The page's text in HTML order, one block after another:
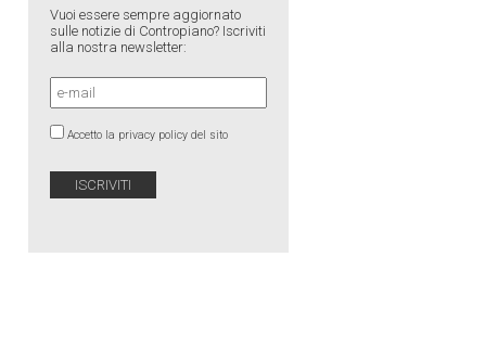
Vuoi essere sempre aggiornato
sulle notizie di Contropiano? Iscriviti
alla nostra newsletter:
Accetto la privacy policy del sito